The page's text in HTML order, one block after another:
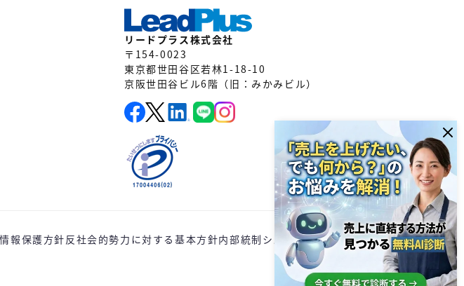
リードプラス株式会社
〒154-0023
東京都世田谷区若林1-18-10
京阪世田谷ビル6階（旧：みかみビル）
報保護方針反社会的勢力に対する基本方針内部統制システムに関する基本方針